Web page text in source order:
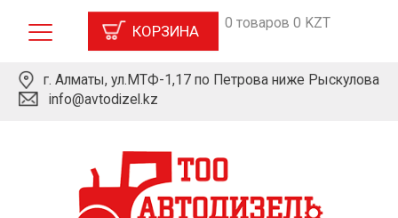
КОРЗИНА 0 товаров 0 KZT
г. Алматы, ул.МТФ-1,17 по Петрова ниже Рыскулова
info@avtodizel.kz